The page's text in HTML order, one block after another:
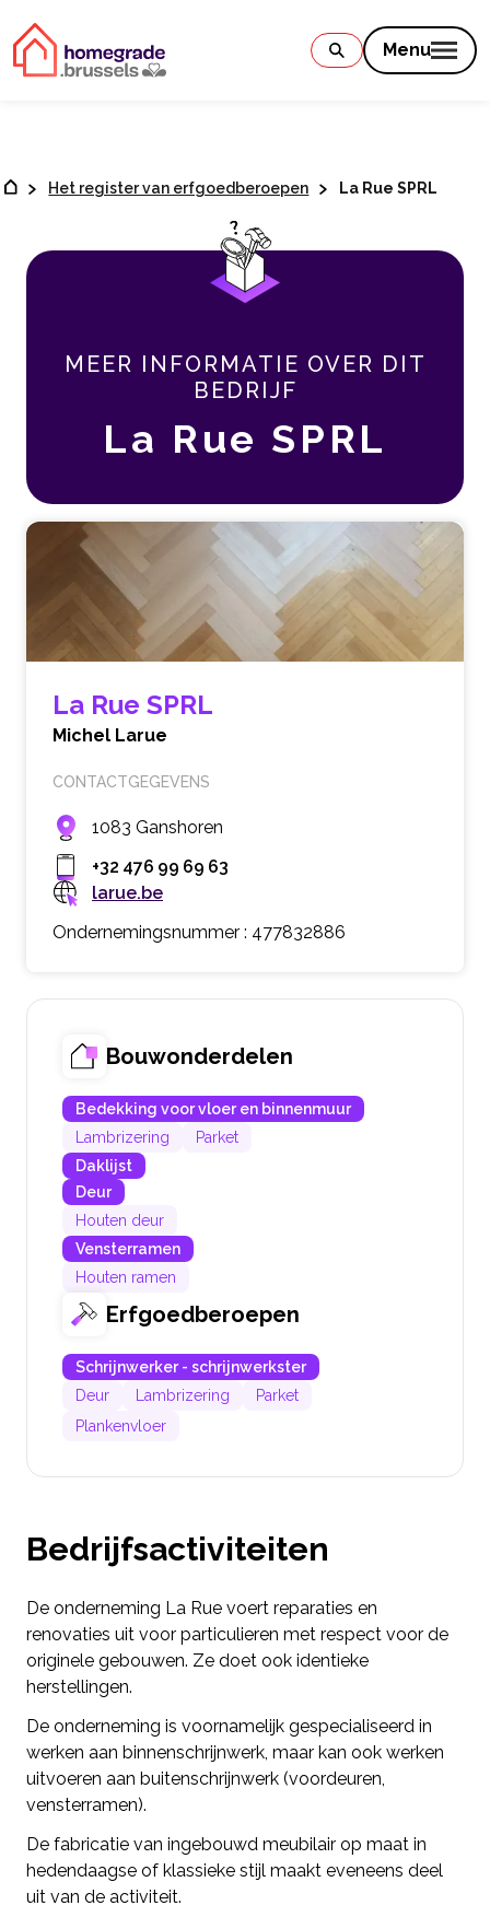
Menu
Het register van erfgoedberoepen La Rue SPRL
MEER INFORMATIE OVER DIT
BEDRIJF
La Rue SPRL
La Rue SPRL
Michel Larue
CONTACTGEGEVENS
1083 Ganshoren
+32 476 99 69 63
larue.be
Ondernemingsnummer : 477832886
Bouwonderdelen
Bedekking voor vloer en binnenmuur
Lambrizering
Parket
Daklijst
Deur
Houten deur
Vensterramen
Houten ramen
Erfgoedberoepen
Schrijnwerker - schrijnwerkster
Deur
Lambrizering
Parket
Plankenvloer
Bedrijfsactiviteiten
De onderneming La Rue voert reparaties en
renovaties uit voor particulieren met respect voor de
originele gebouwen. Ze doet ook identieke
herstellingen.
De onderneming is voornamelijk gespecialiseerd in
werken aan binnenschrijnwerk, maar kan ook werken
uitvoeren aan buitenschrijnwerk (voordeuren,
vensterramen).
De fabricatie van ingebouwd meubilair op maat in
hedendaagse of klassieke stijl maakt eveneens deel
uit van de activiteit.